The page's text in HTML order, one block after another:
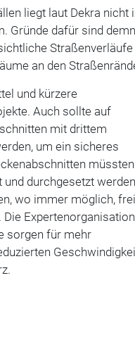
liegt laut Dekra nicht
Gründe dafür sind
Straßenverläufe
an den
und kürzere
Auch sollte auf
mit drittem
um ein sicheres
müssten
durchgesetzt
wo immer möglich,
Expertenorganisation
sorgen für mehr